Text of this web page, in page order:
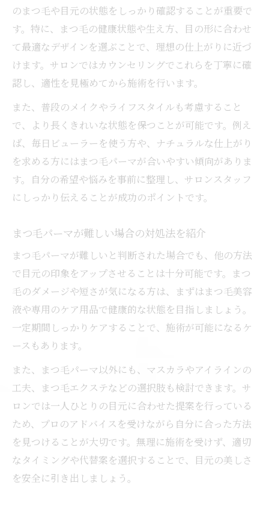
のまつ毛や目元の状態をしっかり確認することが重要で
す。特に、まつ毛の健康状態や生え方、目の形に合わせ
て最適なデザインを選ぶことで、理想の仕上がりに近づ
けます。サロンではカウンセリングでこれらを丁寧に確
認し、適性を見極めてから施術を行います。
また、普段のメイクやライフスタイルも考慮すること
で、より長くきれいな状態を保つことが可能です。例え
ば、毎日ビューラーを使う方や、ナチュラルな仕上がり
を求める方にはまつ毛パーマが合いやすい傾向がありま
す。自分の希望や悩みを事前に整理し、サロンスタッフ
にしっかり伝えることが成功のポイントです。
まつ毛パーマが難しい場合の対処法を紹介
まつ毛パーマが難しいと判断された場合でも、他の方法
で目元の印象をアップさせることは十分可能です。まつ
毛のダメージや短さが気になる方は、まずはまつ毛美容
液や専用のケア用品で健康的な状態を目指しましょう。
一定期間しっかりケアすることで、施術が可能になるケ
ースもあります。
また、まつ毛パーマ以外にも、マスカラやアイラインの
工夫、まつ毛エクステなどの選択肢も検討できます。サ
ロンでは一人ひとりの目元に合わせた提案を行っている
ため、プロのアドバイスを受けながら自分に合った方法
を見つけることが大切です。無理に施術を受けず、適切
なタイミングや代替案を選択することで、目元の美しさ
を安全に引き出しましょう。